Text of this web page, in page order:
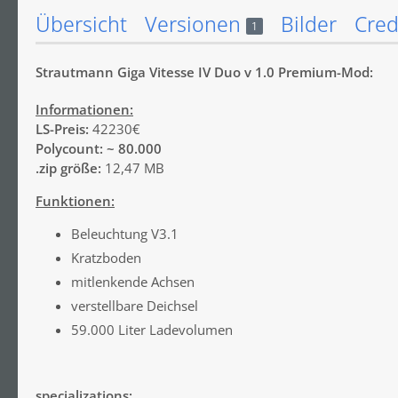
Übersicht Versionen 1 Bilder
Strautmann Giga Vitesse IV Duo v 1.0 Premium-Mod:
Informationen:
LS-Preis: 42230€
Polycount: ~ 80.000
.zip größe: 12,47 MB
Funktionen:
Beleuchtung V3.1
Kratzboden
mitlenkende Achsen
verstellbare Deichsel
59.000 Liter Ladevolumen